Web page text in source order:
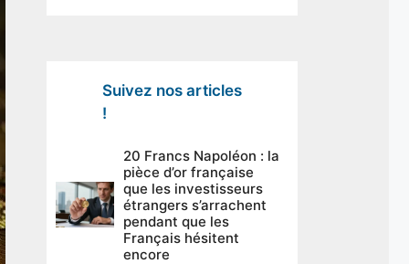
Suivez nos articles
!
20 Francs Napoléon : la
pièce d’or française
que les investisseurs
étrangers s’arrachent
pendant que les
Français hésitent
encore